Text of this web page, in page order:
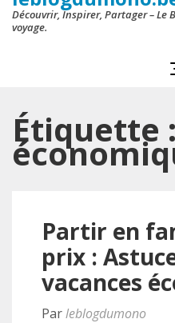
Découvrir, Inspirer, Partager – Le
voyage.
Étiquette :
Partir en
prix :
vacances
Parleblogdumono